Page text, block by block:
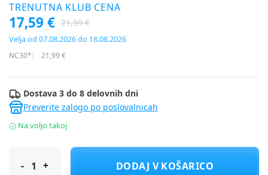
TRENUTNA KLUB CENA
17,59 € 21,99 €
Velja od 07.08.2026 do 18.08.2026
NC30*: 21,99 €
Dostava 3 do 8 delovnih dni
Preverite zalogo po poslovalnicah
Na voljo takoj
Jollein rjuha 2/1 jersey 70/75x140/150cm sea green/biscuit
DODAJ V KOŠARICO